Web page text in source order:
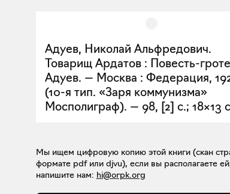
Адуев, Николай Альфредович.
Товарищ Ардатов : Повесть-
Адуев. — Москва : Федерация,
(10-я тип. «Заря коммунизма»
Мосполиграф). — 98, [2] с.; 18×13
Мы ищем цифровую копию этой книги (скан
формате pdf или djvu), если вы располагаете
напишите нам: hi@orpk.org